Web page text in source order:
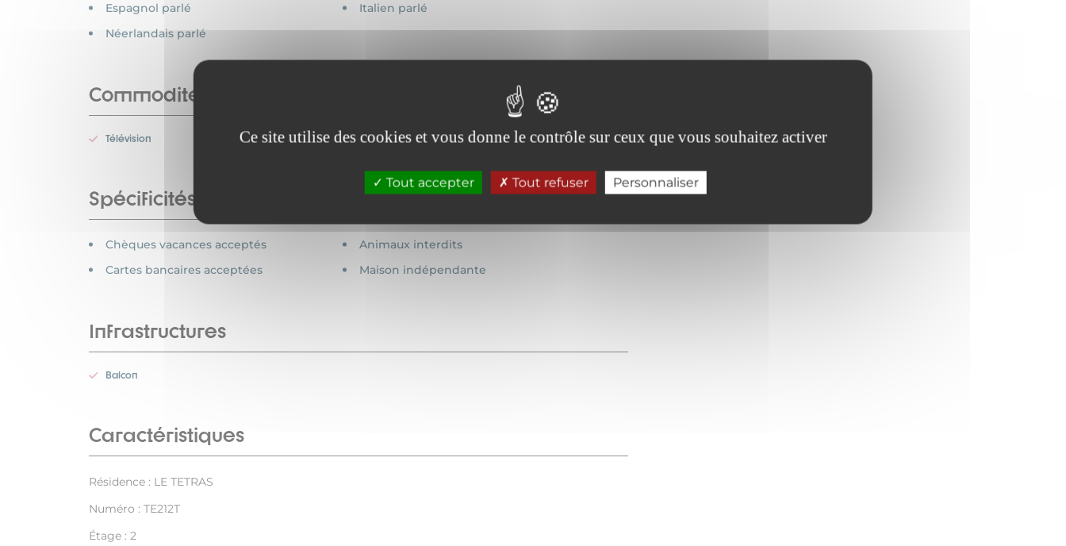
Ce site utilise des cookies et vous donne le contrôle sur ceux que vous souhaitez activer
Tout accepter Tout refuser Personnaliser
Espagnol parlé
Italien parlé
Néerlandais parlé
Commodités
Télévision Micro-onde
Spécificités
Chèques vacances acceptés
Animaux interdits
Cartes bancaires acceptées
Maison indépendante
Infrastructures
Balcon
Caractéristiques
Résidence : LE TETRAS
Numéro : TE212T
Étage : 2